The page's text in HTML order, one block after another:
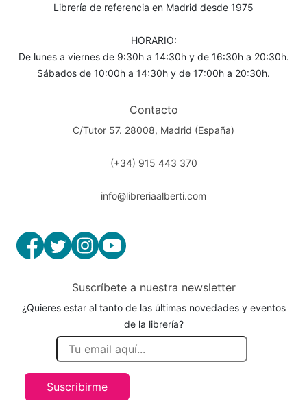
Librería de referencia en Madrid desde 1975
HORARIO:
De lunes a viernes de 9:30h a 14:30h y de 16:30h a 20:30h.
Sábados de 10:00h a 14:30h y de 17:00h a 20:30h.
Contacto
C/Tutor 57. 28008, Madrid (España)
(+34) 915 443 370
info@libreriaalberti.com
Suscríbete a nuestra newsletter
¿Quieres estar al tanto de las últimas novedades y eventos
de la librería?
Suscribirme